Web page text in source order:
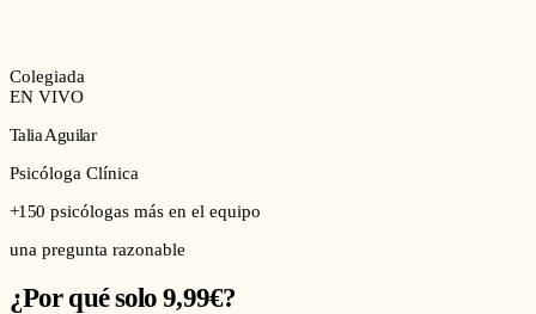
Colegiada
EN VIVO
Talia Aguilar
Psicóloga Clínica
+150 psicólogas más en el equipo
una pregunta razonable
¿Por qué solo 9,99€?